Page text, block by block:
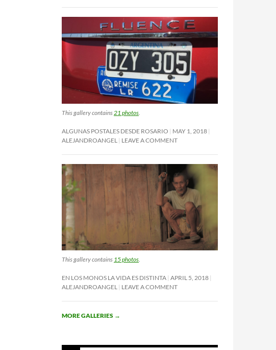
This gallery contains 21 photos
ALGUNAS POSTALES DESDE ROSARIO
MAY 1, 2018
ALEJANDROANGEL
LEAVE A COMMENT
This gallery contains 15 photos.
EN LOS MONOS LA VIDA ES DISTINTA APRIL 5, 2018
ALEJANDROANGEL LEAVE A COMMENT
MORE GALLERIES →